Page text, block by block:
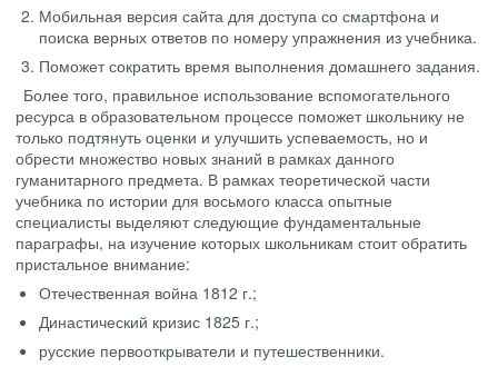
Мобильная версия сайта для доступа со смартфона и
поиска верных ответов по номеру упражнения из учебника.
Поможет сократить время выполнения домашнего задания.
Более того, правильное использование вспомогательного
ресурса в образовательном процессе поможет школьнику не
только подтянуть оценки и улучшить успеваемость, но и
обрести множество новых знаний в рамках данного
гуманитарного предмета. В рамках теоретической части
учебника по истории для восьмого класса опытные
специалисты выделяют следующие фундаментальные
параграфы, на изучение которых школьникам стоит обратить
пристальное внимание:
Отечественная война 1812 г.;
Династический кризис 1825 г.;
русские первооткрыватели и путешественники.